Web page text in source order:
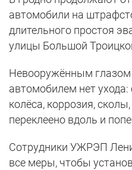
автомобили на
длительного простоя
улицы Большой
Невооружённым глазом
автомобилем нет
колёса, коррозия,
переклеено вдоль и
Сотрудники УЖРЭП
все меры, чтобы